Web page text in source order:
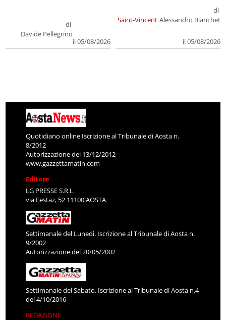
di
Davide Pellegrino
il 05/08/2026
Saint-Vincent
di
Alessandro Bianchet
il 05/08/2026
Quotidiano online Iscrizione al Tribunale di Aosta n.
8/2012
Autorizzazione del 13/12/2012
www.gazzettamatin.com
Editore
LG PRESSE S.R.L.
via Festaz, 52 11100 AOSTA
Settimanale del Lunedì. Iscrizione al Tribunale di Aosta n.
9/2002
Autorizzazione del 20/05/2002
Settimanale del Sabato. Iscrizione al Tribunale di Aosta n.4
del 4/10/2016
REDAZIONE